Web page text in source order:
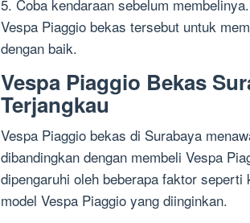
5. Coba kendaraan sebelum
Vespa Piaggio bekas tersebut untuk
dengan baik.
Vespa Piaggio Bekas
Terjangkau
Vespa Piaggio bekas di Surabaya
dibandingkan dengan membeli Vespa
dipengaruhi oleh beberapa faktor
model Vespa Piaggio yang diinginkan.